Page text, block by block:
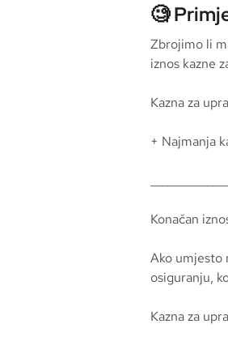
🧐
Zbrojimo li
iznos kazne
Kazna za
+ Najmanja
Konačan
Ako umjesto
osiguranju,
Kazna za